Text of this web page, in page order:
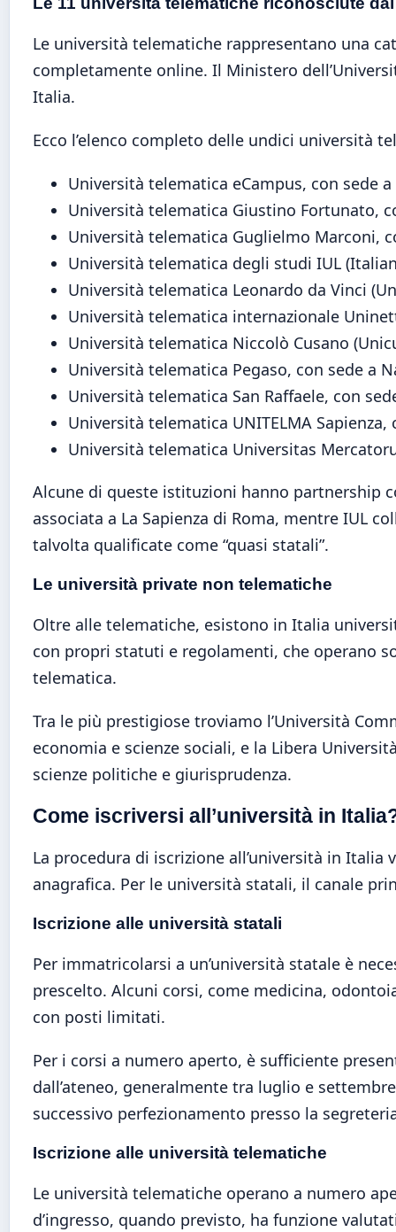
Le università telematiche rappresentano una
completamente online. Il Ministero
Italia.
Ecco l’elenco completo delle undici università
Università telematica eCampus, con sede
Università telematica Giustino Fortunato,
Università telematica Guglielmo Marconi,
Università telematica degli studi IUL
Università telematica Leonardo da Vinci
Università telematica internazionale
Università telematica Niccolò Cusano
Università telematica Pegaso, con sede a
Università telematica San Raffaele, con
Università telematica UNITELMA Sapienza,
Università telematica Universitas
Alcune di queste istituzioni hanno partnership
associata a La Sapienza di Roma, mentre IUL
talvolta qualificate come “quasi statali”.
Le università private non telematiche
Oltre alle telematiche, esistono in Italia
con propri statuti e regolamenti, che operano
telematica.
Tra le più prestigiose troviamo l’Università
economia e scienze sociali, e la Libera
scienze politiche e giurisprudenza.
Come iscriversi all’università in
La procedura di iscrizione all’università in
anagrafica. Per le università statali, il canale
Iscrizione alle università statali
Per immatricolarsi a un’università statale è
prescelto. Alcuni corsi, come medicina,
con posti limitati.
Per i corsi a numero aperto, è sufficiente
dall’ateneo, generalmente tra luglio e
successivo perfezionamento presso la
Iscrizione alle università telematiche
Le università telematiche operano a numero
d’ingresso, quando previsto, ha funzione